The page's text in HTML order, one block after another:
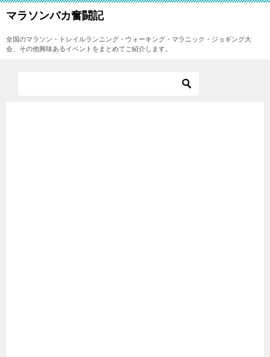
マラソンバカ奮闘記
全国のマラソン・トレイルランニング・ウォーキング・マラニック・ジョギング大
会、その他興味あるイベントをまとめてご紹介します。